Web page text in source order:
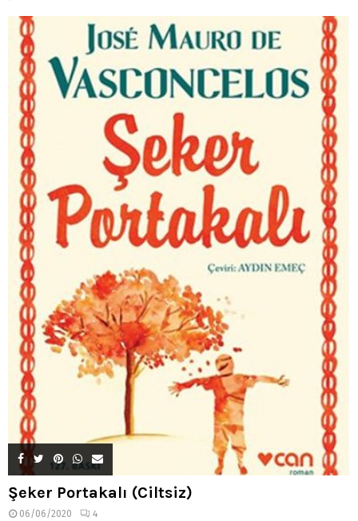
Şeker Portakalı (Ciltsiz)
06/06/2020 4